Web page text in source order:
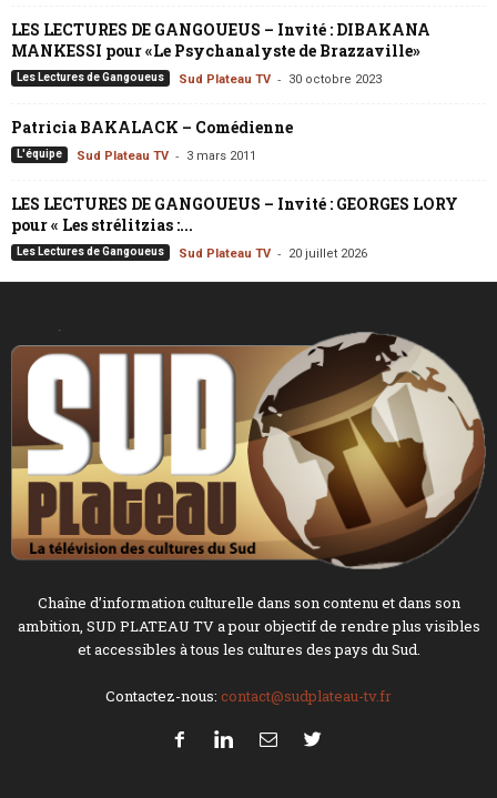
LES LECTURES DE GANGOUEUS – Invité : DIBAKANA
MANKESSI pour «Le Psychanalyste de Brazzaville»
Les Lectures de Gangoueus Sud Plateau TV - 30 octobre 2023
Patricia BAKALACK – Comédienne
L'équipe Sud Plateau TV - 3 mars 2011
LES LECTURES DE GANGOUEUS – Invité : GEORGES LORY
pour « Les strélitzias :...
Les Lectures de Gangoueus Sud Plateau TV - 20 juillet 2026
Chaîne d’information culturelle dans son contenu et dans son
ambition, SUD PLATEAU TV a pour objectif de rendre plus visibles
et accessibles à tous les cultures des pays du Sud.
Contactez-nous: contact@sudplateau-tv.fr